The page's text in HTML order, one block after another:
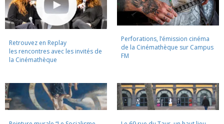
Retrouvez en Replay
les rencontres avec les invités de
la Cinémathèque
Perforations, l’émission cinéma
de la Cinémathèque sur Campus
FM